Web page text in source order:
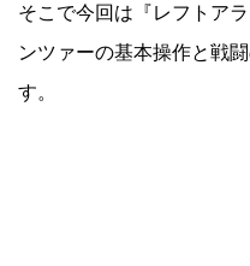
そこで今回は『レフトア
ンツァーの基本操作と戦
す。